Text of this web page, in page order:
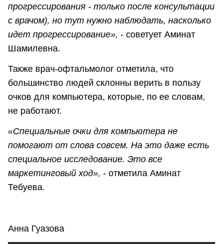
прогрессирования - только после консультации
с врачом), но тут нужно наблюдать, насколько
идет прогрессирование», - советует Аминат
Шамилевна.
Также врач-офтальмолог отметила, что
большинство людей склонны верить в пользу
очков для компьютера, которые, по ее словам,
не работают.
«Специальные очки для компьютера не
помогают от слова совсем. На это даже есть
специальное исследование. Это все
маркетинговый ход», - отметила Аминат
Тебуева.
Анна Гуазова